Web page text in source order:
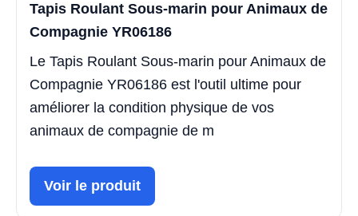
Tapis Roulant Sous-marin pour Animaux de
Compagnie YR06186
Le Tapis Roulant Sous-marin pour Animaux de
Compagnie YR06186 est l'outil ultime pour
améliorer la condition physique de vos
animaux de compagnie de m
Voir le produit